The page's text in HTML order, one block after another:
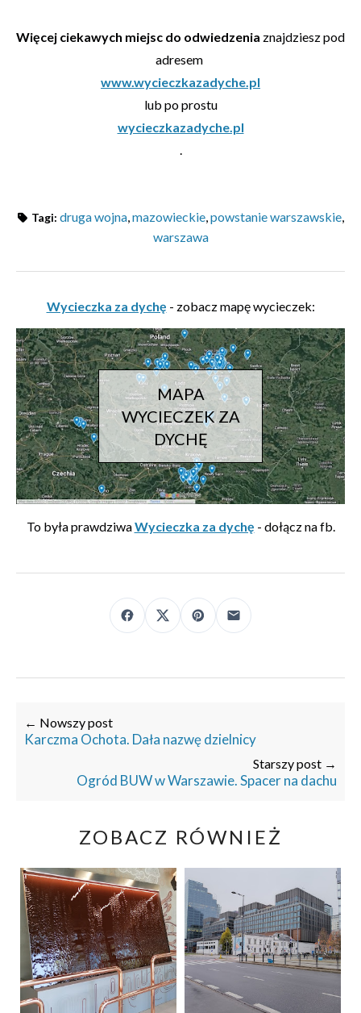
Więcej ciekawych miejsc do odwiedzenia znajdziesz pod
adresem
www.wycieczkazadyche.pl
lub po prostu
wycieczkazadyche.pl
.
Tagi: druga wojna,mazowieckie,powstanie warszawskie,
warszawa
Wycieczka za dychę - zobacz mapę wycieczek:
MAPA
WYCIECZEK ZA
DYCHĘ
To była prawdziwaWycieczka za dychę - dołącz na fb.
← Nowszy post
Karczma Ochota. Dała nazwę dzielnicy
Starszy post →
Ogród BUW w Warszawie. Spacer na dachu
ZOBACZ RÓWNIEŻ